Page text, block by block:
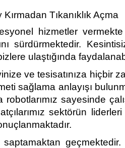
Tıkanıklık Açma
hizmetler
sürdürmektedir.
ulaştığında
ve tesisatınıza hiçbir
sağlama anlayışı
sayesinde
sektörün
geçmektedir.